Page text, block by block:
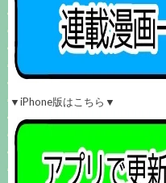
▼iPhone版はこちら▼